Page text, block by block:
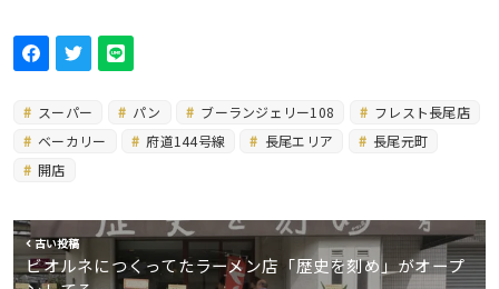
スーパー パン ブーランジェリー108
フレスト長尾店
ベーカリー
府道144号線 長尾エリア
長尾元町
開店
古い投稿
ビオルネにつくってたラーメン店「歴史を刻め」がオープ